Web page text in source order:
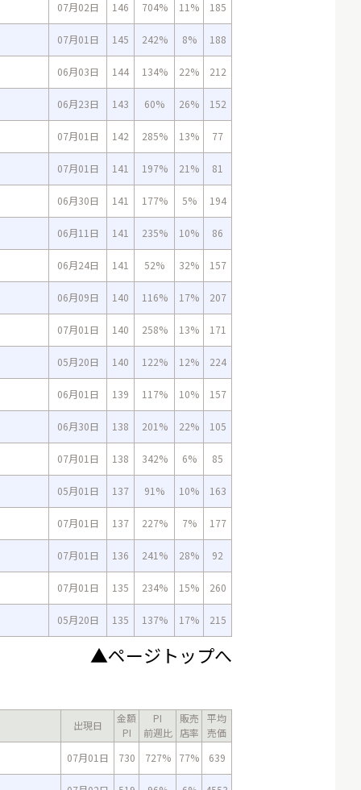
07月02日 146 704% 11% 185
07月01日 145 242% 8% 188
06月03日 144 134% 22% 212
06月23日 143 60% 26% 152
07月01日 142 285% 13% 77
07月01日 141 197% 21% 81
06月30日 141 177% 5% 194
06月11日 141 235% 10% 86
06月24日 141 52% 32% 157
06月09日 140 116% 17% 207
07月01日 140 258% 13% 171
05月20日 140 122% 12% 224
06月01日 139 117% 10% 157
06月30日 138 201% 22% 105
07月01日 138 342% 6% 85
05月01日 137 91% 10% 163
07月01日 137 227% 7% 177
07月01日 136 241% 28% 92
07月01日 135 234% 15% 260
05月20日 135 137% 17% 215
▲ページトップへ
出現日
金額
PI
PI
前週比
販売
店率
平均
売価
07月01日
730 727% 77% 639